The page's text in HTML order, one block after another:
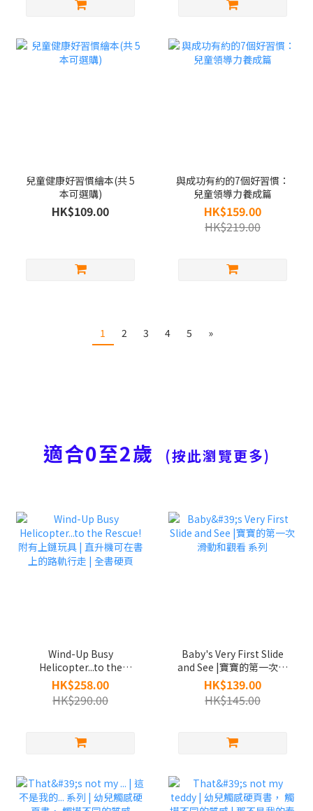
兒童健康好習慣繪本(共 5
本可選購)
HK$109.00
與成功有約的7個好習慣：
兒童領導力養成篇
HK$159.00
HK$219.00
1 2 3 4 5 »
適合0至2歲 (按此瀏覽更多)
Wind-Up Busy
Helicopter...to the
Rescue! 附有上鏈玩具 | 直
升機可在書上的路軌行走 |
全書硬頁
HK$258.00
HK$290.00
Baby's Very First Slide
and See |寶寶的第一次滑
動和觀看 系列
HK$139.00
HK$145.00